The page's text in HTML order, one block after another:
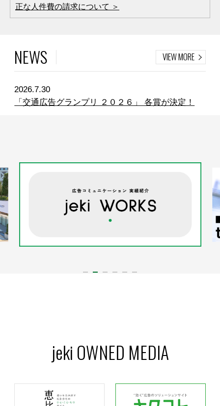
正な人件費の請求について ＞
NEWS
2026.7.30
「交通広告グランプリ ２０２６」 各賞が決定！
VIEW MORE
jeki OWNED MEDIA